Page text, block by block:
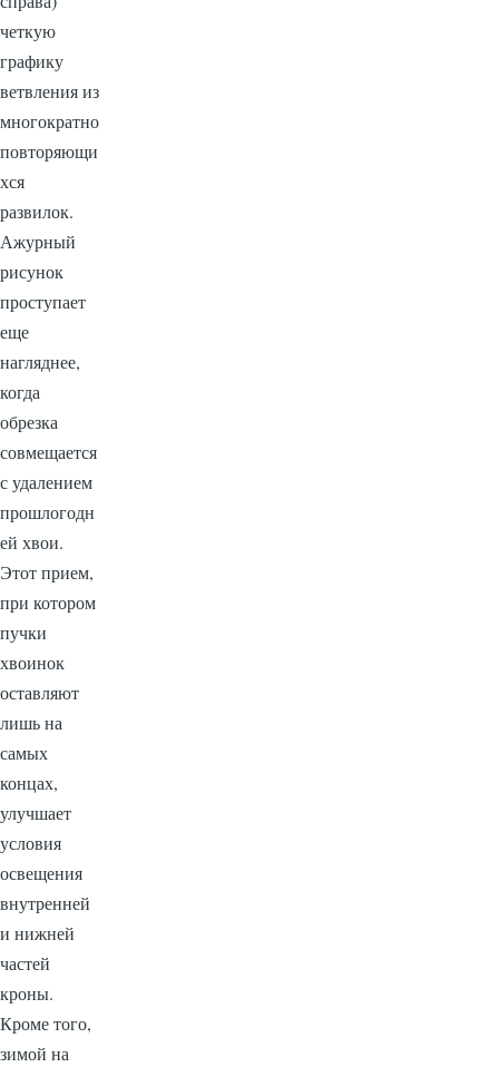
четкую
графику
ветвления из
многократно
повторяющи
хся
развилок.
Ажурный
рисунок
проступает
еще
нагляднее,
когда
обрезка
совмещается
с удалением
прошлогодн
ей хвои.
Этот прием,
при котором
пучки
хвоинок
оставляют
лишь на
самых
концах,
улучшает
условия
освещения
внутренней
и нижней
частей
кроны.
Кроме того,
зимой на